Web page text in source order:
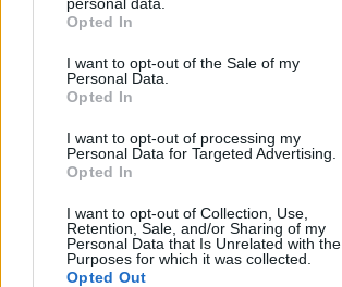
grant or deny consent to Google and its
use your data for below specified purposes
consent section.
Opted In
I want to opt-out of the Sale of my
Personal Data.
Opted In
I want to opt-out of processing my
Personal Data for Targeted Advertising.
Opted In
I want to opt-out of Collection, Use,
Retention, Sale, and/or Sharing of my
Personal Data that Is Unrelated with the
Purposes for which it was collected.
Opted Out
(vagy nem adni) Lizzie-t, aki már
Az esőcsináló Starbuck váratlan
felcsillantja a reményt és kirobbantja
forrás: Gózon Gyula Kamaraszínház